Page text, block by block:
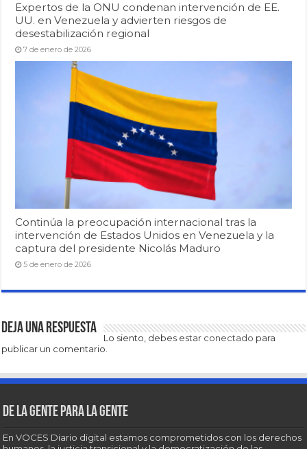
Expertos de la ONU condenan intervención de EE.
UU. en Venezuela y advierten riesgos de
desestabilización regional
7 de enero de 2026
Continúa la preocupación internacional tras la
intervención de Estados Unidos en Venezuela y la
captura del presidente Nicolás Maduro
5 de enero de 2026
Deja una respuesta
Lo siento, debes estar conectado para
publicar un comentario.
De la gente para la gente
En VOCES Diario digital estamos comprometidos con los derechos